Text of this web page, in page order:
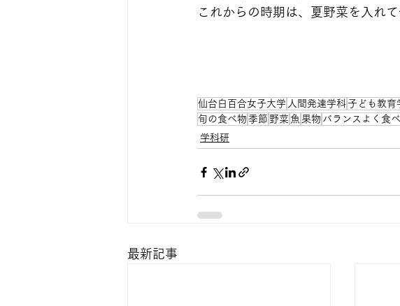
これからの時期は、夏野菜を入れ
仙台白百合女子大学 人間発達学科子ども教育
旬の食べ物 季節 野菜 魚 果物 バランスよく食
学科研
最新記事